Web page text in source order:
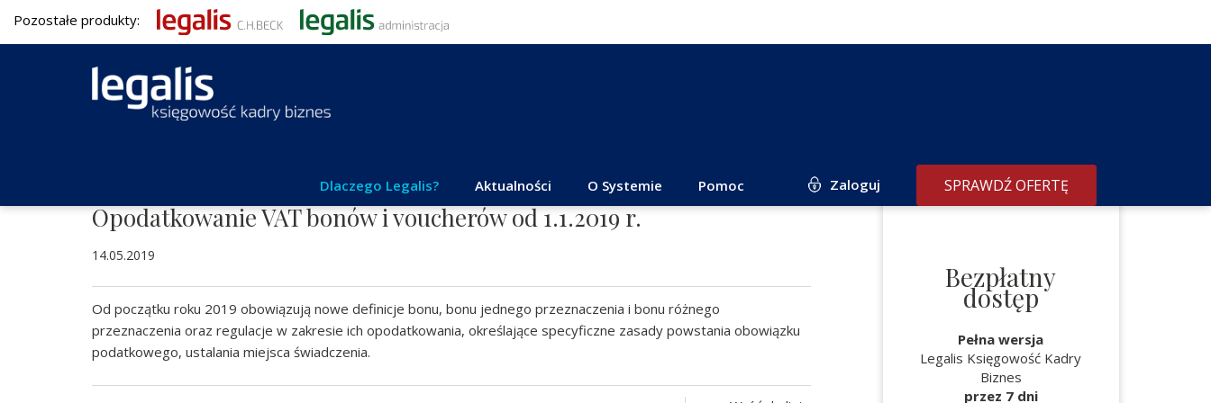
Pozostałe produkty:
Dlaczego Legalis? Aktualności O Systemie Pomoc Zaloguj SPRAWDŹ OFERTĘ
Opodatkowanie VAT bonów i voucherów od 1.1.2019 r.
14.05.2019
Od początku roku 2019 obowiązują nowe definicje bonu, bonu jednego przeznaczenia i bonu różnego
przeznaczenia oraz regulacje w zakresie ich opodatkowania, określające specyficzne zasady powstania obowiązku
podatkowego, ustalania miejsca świadczenia.
Bezpłatny
dostęp
Pełna wersja
Legalis Księgowość Kadry
Biznes
przez 7 dni